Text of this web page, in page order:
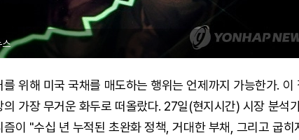
스
를 위해 미국 국채를 매도하는 행위는 언제까지 가능한가. 이
의 가장 무거운 화두로 떠올랐다. 27일(현지시간) 시장 분석
즘이 "수십 년 누적된 초완화 정책, 거대한 부채, 그리고 굽히